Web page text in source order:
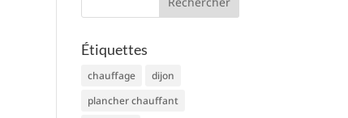
Étiquettes
chauffage
dijon
plancher chauffant